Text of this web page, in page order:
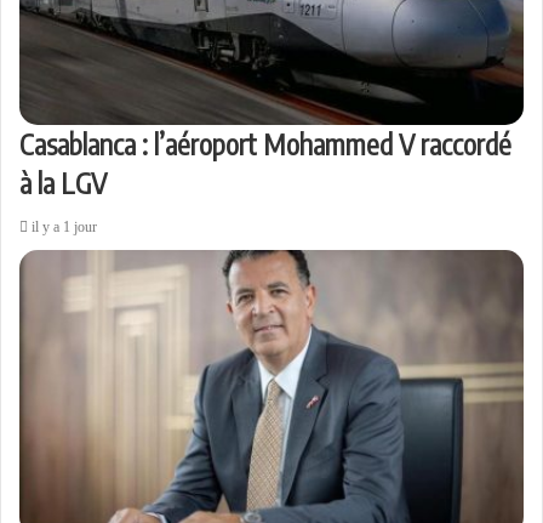
Casablanca : l’aéroport Mohammed V raccordé
à la LGV
il y a 1 jour